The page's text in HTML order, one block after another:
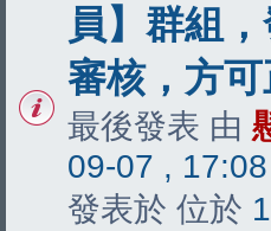
員】群組
審核，方可
最後發表 由
09-07 , 17:08
發表於 位於